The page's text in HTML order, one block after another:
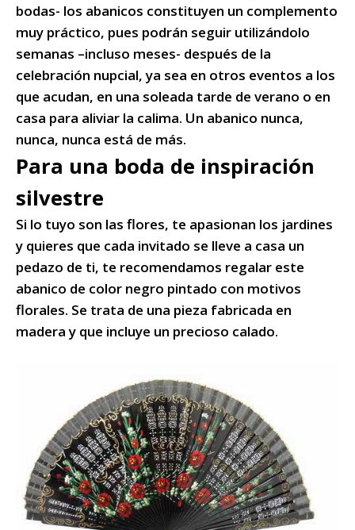
bodas- los abanicos constituyen un complemento
muy práctico, pues podrán seguir utilizándolo
semanas –incluso meses- después de la
celebración nupcial, ya sea en otros eventos a los
que acudan, en una soleada tarde de verano o en
casa para aliviar la calima. Un abanico nunca,
nunca, nunca está de más.
Para una boda de inspiración
silvestre
Si lo tuyo son las flores, te apasionan los jardines
y quieres que cada invitado se lleve a casa un
pedazo de ti, te recomendamos regalar este
abanico de color negro pintado con motivos
florales. Se trata de una pieza fabricada en
madera y que incluye un precioso calado.